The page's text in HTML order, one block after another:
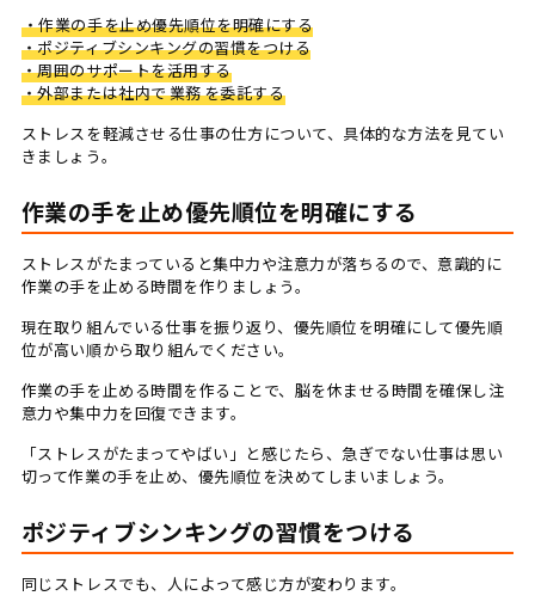
・作業の手を止め優先順位を明確にする
・ポジティブシンキングの習慣をつける
・周囲のサポートを活用する
・外部または社内で業務を委託する
ストレスを軽減させる仕事の仕方について、具体的な方法を見てい
きましょう。
作業の手を止め優先順位を明確にする
ストレスがたまっていると集中力や注意力が落ちるので、意識的に
作業の手を止める時間を作りましょう。
現在取り組んでいる仕事を振り返り、優先順位を明確にして優先順
位が高い順から取り組んでください。
作業の手を止める時間を作ることで、脳を休ませる時間を確保し注
意力や集中力を回復できます。
「ストレスがたまってやばい」と感じたら、急ぎでない仕事は思い
切って作業の手を止め、優先順位を決めてしまいましょう。
ポジティブシンキングの習慣をつける
同じストレスでも、人によって感じ方が変わります。